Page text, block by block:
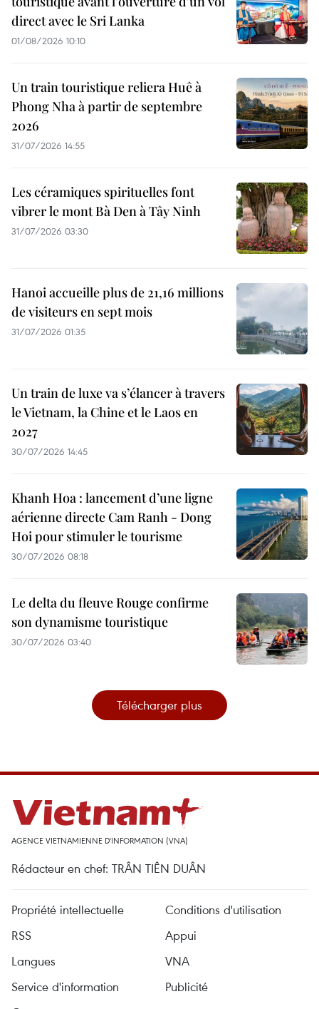
direct avec le Sri Lanka
01/08/2026 10:10
Un train touristique reliera Huê à
Phong Nha à partir de septembre
2026
31/07/2026 14:55
Les céramiques spirituelles font
vibrer le mont Bà Den à Tây Ninh
31/07/2026 03:30
Hanoi accueille plus de 21,16 millions
de visiteurs en sept mois ​
31/07/2026 01:35
Un train de luxe va s’élancer à travers
le Vietnam, la Chine et le Laos en
2027
30/07/2026 14:45
Khanh Hoa : lancement d’une ligne
aérienne directe Cam Ranh - Dong
Hoi pour stimuler le tourisme
30/07/2026 08:18
Le delta du fleuve Rouge confirme
son dynamisme touristique
30/07/2026 03:40
Télécharger plus
AGENCE VIETNAMIENNE D'INFORMATION (VNA)
Rédacteur en chef: TRÂN TIÊN DUÂN
Propriété intellectuelle
Conditions d'utilisation
RSS
Appui
Langues
VNA
Service d'information
Publicité